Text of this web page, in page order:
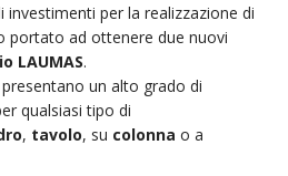
per la realizzazione di
portato ad ottenere due nuovi
LAUMAS.
presentano un alto grado di
qualsiasi tipo di
, tavolo, su colonna o a